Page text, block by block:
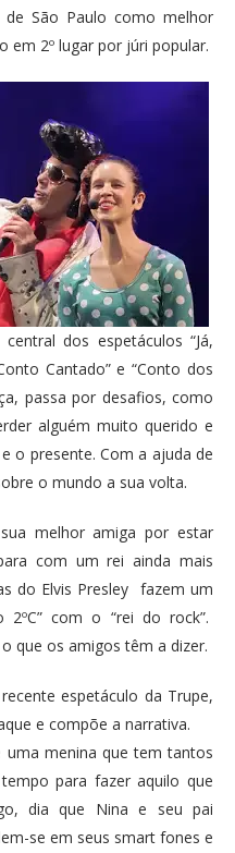
São Paulo como melhor
em 2º lugar por júri popular.
dos espetáculos “Já,
Cantado” e “Conto dos
passa por desafios, como
alguém muito querido e
o presente. Com a ajuda de
o mundo a sua volta.
melhor amiga por estar
com um rei ainda mais
do Elvis Presley fazem um
com o “rei do rock”.
que os amigos têm a dizer.
espetáculo da Trupe,
e compõe a narrativa.
uma menina que tem tantos
para fazer aquilo que
dia que Nina e seu pai
se em seus smart fones e